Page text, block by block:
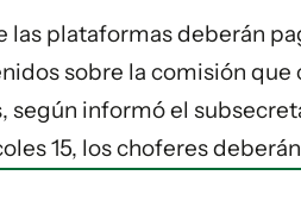
plataformas deberán
sobre la comisión que
según informó el
15, los choferes